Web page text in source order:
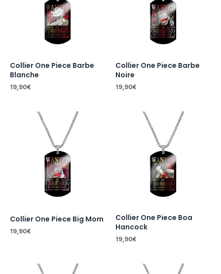
Collier One Piece Barbe
Blanche
19,90€
Collier One Piece Barbe
Noire
19,90€
Collier One Piece Big Mom
19,90€
Collier One Piece Boa
Hancock
19,90€